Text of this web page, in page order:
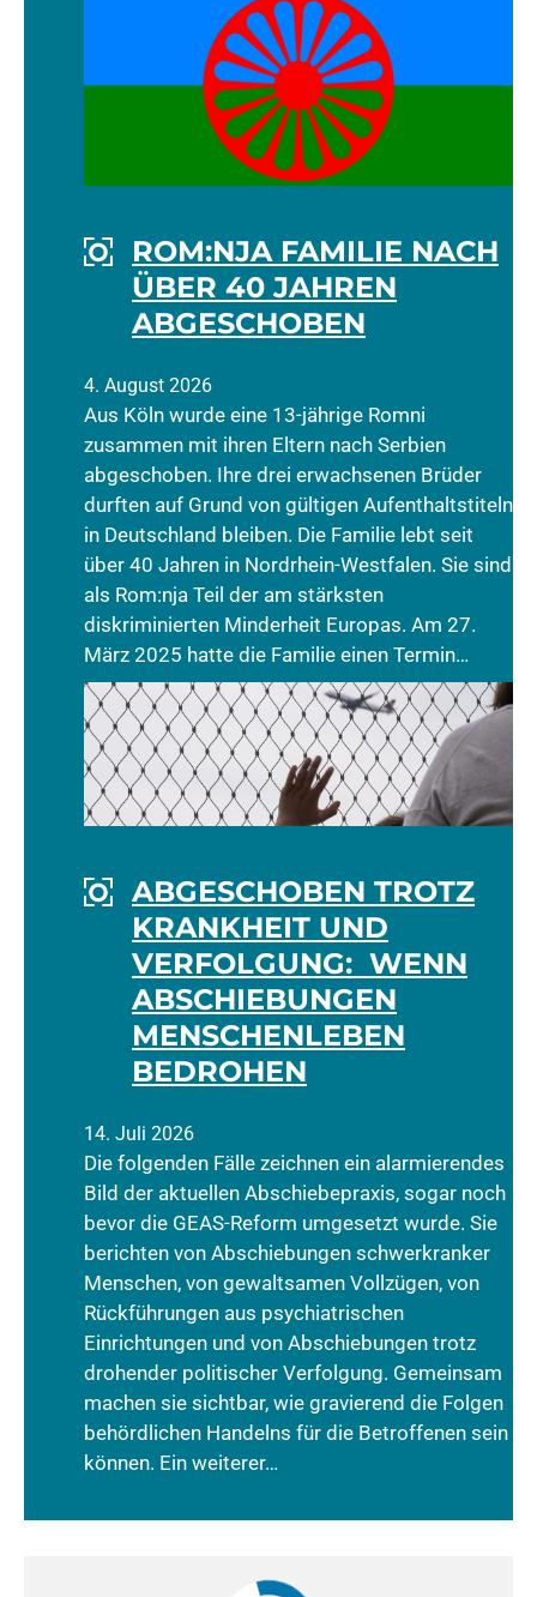
ROM:NJA FAMILIE NACH
ÜBER 40 JAHREN
ABGESCHOBEN
4. August 2026
Aus Köln wurde eine 13-jährige Romni
zusammen mit ihren Eltern nach Serbien
abgeschoben. Ihre drei erwachsenen Brüder
durften auf Grund von gültigen Aufenthaltstiteln
in Deutschland bleiben. Die Familie lebt seit
über 40 Jahren in Nordrhein-Westfalen. Sie sind
als Rom:nja Teil der am stärksten
diskriminierten Minderheit Europas. Am 27.
März 2025 hatte die Familie einen Termin…
ABGESCHOBEN TROTZ
KRANKHEIT UND
VERFOLGUNG: WENN
ABSCHIEBUNGEN
MENSCHENLEBEN
BEDROHEN
14. Juli 2026
Die folgenden Fälle zeichnen ein alarmierendes
Bild der aktuellen Abschiebepraxis, sogar noch
bevor die GEAS-Reform umgesetzt wurde. Sie
berichten von Abschiebungen schwerkranker
Menschen, von gewaltsamen Vollzügen, von
Rückführungen aus psychiatrischen
Einrichtungen und von Abschiebungen trotz
drohender politischer Verfolgung. Gemeinsam
machen sie sichtbar, wie gravierend die Folgen
behördlichen Handelns für die Betroffenen sein
können. Ein weiterer…